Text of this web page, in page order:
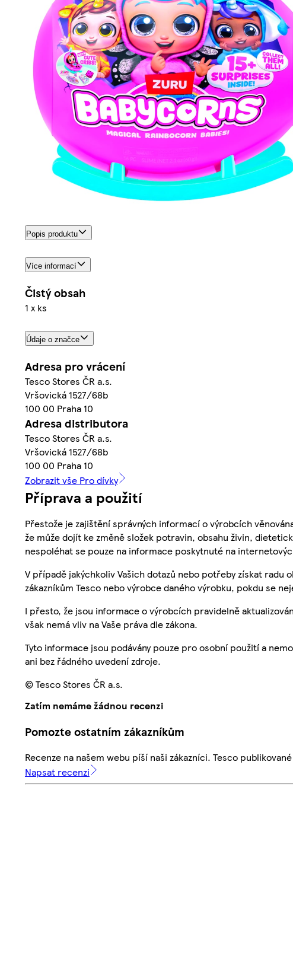
Popis produktu
Více informací
Čistý obsah
1 x ks
Údaje o značce
Adresa pro vrácení
Tesco Stores ČR a.s.
Vršovická 1527/68b
100 00 Praha 10
Adresa distributora
Tesco Stores ČR a.s.
Vršovická 1527/68b
100 00 Praha 10
Zobrazit vše Pro dívky
Příprava a použití
Přestože je zajištění správných informací o výrobcích
že může dojít ke změně složek potravin, obsahu živin,
nespoléhat se pouze na informace poskytnuté na
V případě jakýchkoliv Vašich dotazů nebo potřeby získat
zákazníkům Tesco nebo výrobce daného výrobku, pokdu se
I přesto, že jsou informace o výrobcích pravidelně
však nemá vliv na Vaše práva dle zákona.
Tyto informace jsou podávány pouze pro osobní použití a
ani bez řádného uvedení zdroje.
© Tesco Stores ČR a.s.
Zatím nemáme žádnou recenzi
Pomozte ostatním zákazníkům
Recenze na našem webu píší naši zákazníci. Tesco
Napsat recenzi